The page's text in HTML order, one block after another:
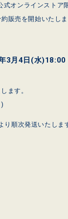
式オンラインストア
販売を開始いたし
3月4日(水)18:00
ます。
り順次発送いたしま